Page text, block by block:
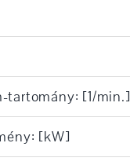
tartomány: [1/min.]
[kW]